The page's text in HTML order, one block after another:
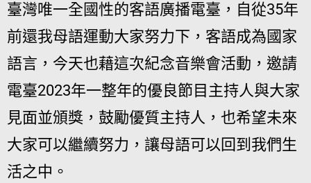
臺灣唯一全國性的客語廣播電臺，自從35年
前還我母語運動大家努力下，客語成為國家
語言，今天也藉這次紀念音樂會活動，邀請
電臺2023年一整年的優良節目主持人與大家
見面並頒獎，鼓勵優質主持人，也希望未來
大家可以繼續努力，讓母語可以回到我們生
活之中。